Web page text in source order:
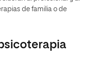
de familia o de